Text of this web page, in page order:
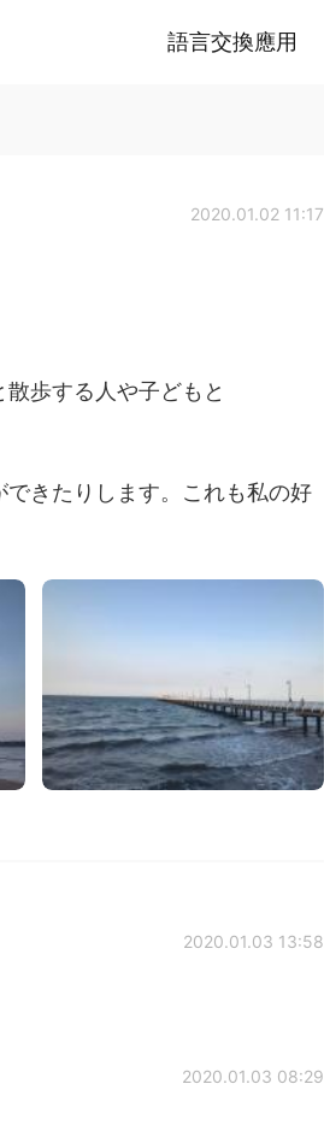
語言交換應用
2020.01.02 11:17
歩する人や子どもと
きたりします。これも私の好
2020.01.03 13:58
2020.01.03 08:29